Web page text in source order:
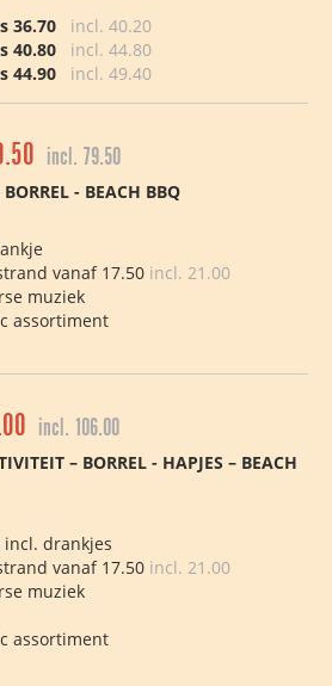
36.70 incl. 40.20
40.80 incl. 44.80
44.90 incl. 49.40
incl. 79.50
- BEACH BBQ
vanaf 17.50 incl. 21.00
muziek
assortiment
incl. 106.00
– BORREL - HAPJES – BEACH
incl. drankjes
vanaf 17.50 incl. 21.00
muziek
assortiment